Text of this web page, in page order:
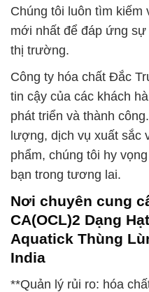
Chúng tôi luôn tìm kiếm
mới nhất để đáp ứng
thị trường.
Công ty hóa chất Đắc
tin cậy của các khách
phát triển và thành
lượng, dịch vụ xuất sắc
phẩm, chúng tôi hy
bạn trong tương lai.
Nơi chuyên cung
CA(OCL)2 Dạng
Aquatick Thùng
India
**Quản lý rủi ro: hóa